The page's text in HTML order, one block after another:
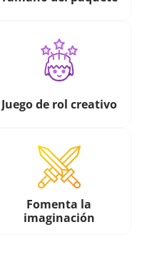
Juego de rol creativo
Fomenta la
imaginación